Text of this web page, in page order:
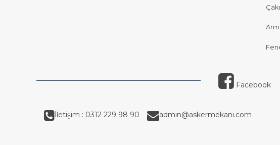
Facebook
İletişim : 0312 229 98 90 admin@askermekani.com